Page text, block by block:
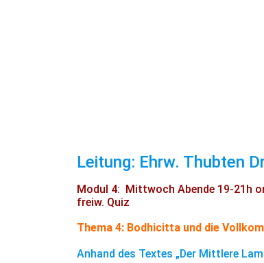
Leitung: Ehrw. Thubten
Modul 4: Mittwoch Abende 19-21h
freiw. Quiz
Thema 4: Bodhicitta und die
Anhand des Textes „Der Mittlere